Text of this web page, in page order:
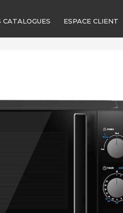
CATALOGUES ESPACE CLIENT